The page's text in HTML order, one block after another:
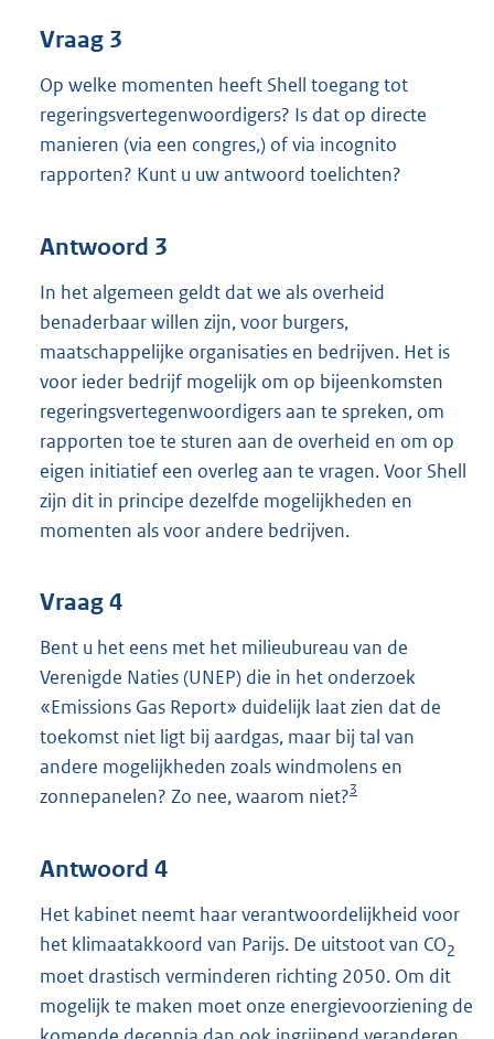
Vraag 3
Op welke momenten heeft Shell toegang tot
regeringsvertegenwoordigers? Is dat op directe
manieren (via een congres,) of via incognito
rapporten? Kunt u uw antwoord toelichten?
Antwoord 3
In het algemeen geldt dat we als overheid
benaderbaar willen zijn, voor burgers,
maatschappelijke organisaties en bedrijven. Het is
voor ieder bedrijf mogelijk om op bijeenkomsten
regeringsvertegenwoordigers aan te spreken, om
rapporten toe te sturen aan de overheid en om op
eigen initiatief een overleg aan te vragen. Voor Shell
zijn dit in principe dezelfde mogelijkheden en
momenten als voor andere bedrijven.
Vraag 4
Bent u het eens met het milieubureau van de
Verenigde Naties (UNEP) die in het onderzoek
«Emissions Gas Report» duidelijk laat zien dat de
toekomst niet ligt bij aardgas, maar bij tal van
andere mogelijkheden zoals windmolens en
zonnepanelen? Zo nee, waarom niet?3
Antwoord 4
Het kabinet neemt haar verantwoordelijkheid voor
het klimaatakkoord van Parijs. De uitstoot van CO2
moet drastisch verminderen richting 2050. Om dit
mogelijk te maken moet onze energievoorziening de